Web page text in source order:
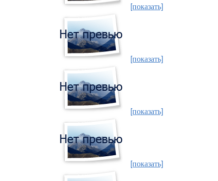
[показать]
[показать]
[показать]
[показать]